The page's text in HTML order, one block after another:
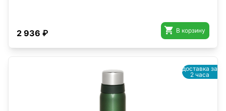
2 936 ₽  В корзину
доставка за
2 часа